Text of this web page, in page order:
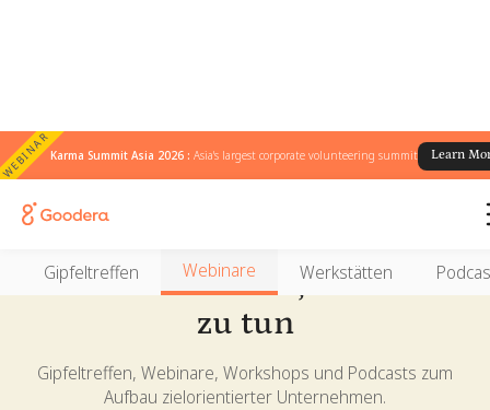
WEBINARKarma Summit Asia 2026 : Asia's largest corporate volunteering summit Learn
Gipfeltreffen Webinare Werkstätten
Versammelt euch, um Gutes
zu tun
Gipfeltreffen, Webinare, Workshops und Podcasts zum
Aufbau zielorientierter Unternehmen.